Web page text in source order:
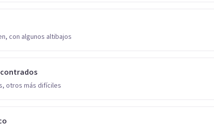
con algunos altibajos
otros más difíciles